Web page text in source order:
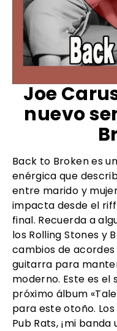
Joe
nuevo
Back to Broken es
enérgica que
entre marido y
impacta desde el
final. Recuerda a
los Rolling Stones y
cambios de
guitarra para
moderno. Este es el
próximo álbum
para este otoño.
Pub Rats, ¡mi